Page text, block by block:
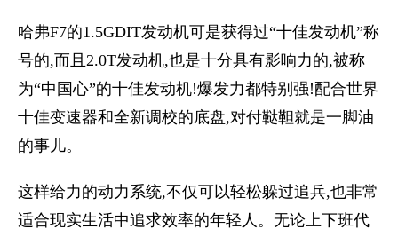
哈弗F7的1.5GDIT发动机可是获得过“十佳发动机”称
号的,而且2.0T发动机,也是十分具有影响力的,被称
为“中国心”的十佳发动机!爆发力都特别强!配合世界
十佳变速器和全新调校的底盘,对付鞑靼就是一脚油
的事儿。
这样给力的动力系统,不仅可以轻松躲过追兵,也非常
适合现实生活中追求效率的年轻人。无论上下班代